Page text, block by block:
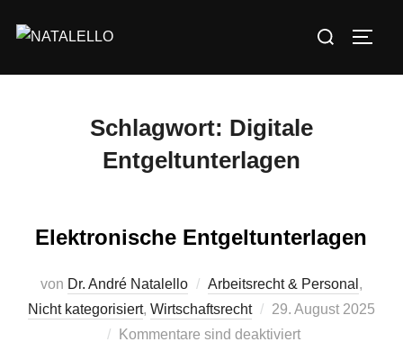
Schlagwort: Digitale
Entgeltunterlagen
Elektronische Entgeltunterlagen
von Dr. André Natalello Arbeitsrecht & Personal ,
Nicht kategorisiert, Wirtschaftsrecht
29. August 2025
Kommentare sind deaktiviert